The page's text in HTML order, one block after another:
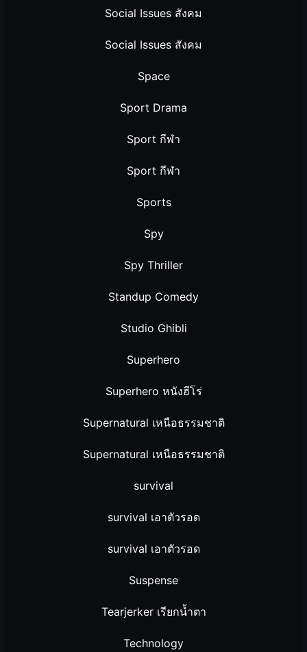
Social Issues สังคม
Social Issues สังคม
Space
Sport Drama
Sport กีฬา
Sport กีฬา
Sports
Spy
Spy Thriller
Standup Comedy
Studio Ghibli
Superhero
Superhero หนังฮีโร่
Supernatural เหนือธรรมชาติ
Supernatural เหนือธรรมชาติ
survival
survival เอาตัวรอด
survival เอาตัวรอด
Suspense
Tearjerker เรียกน้ำตา
Technology